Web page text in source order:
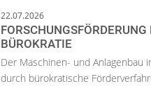
22.07.2026
BÜROKRATIE
Der Maschinen- und Anlagenbau
durch bürokratische